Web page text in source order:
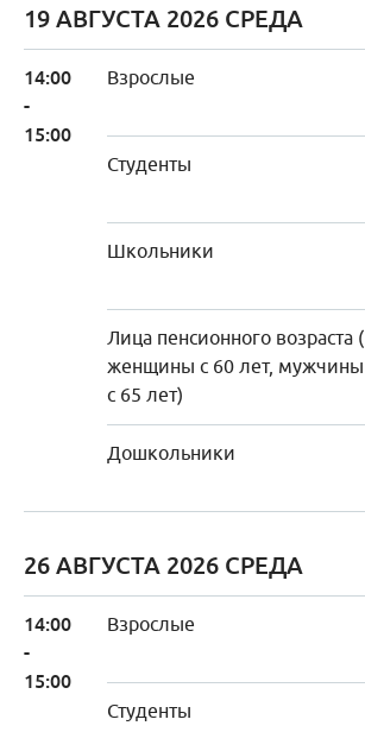
19 АВГУСТА 2026 СРЕДА
14:00
-
15:00
Взрослые
Студенты
Школьники
Лица пенсионного возраста (
женщины с 60 лет, мужчины
с 65 лет)
Дошкольники
26 АВГУСТА 2026 СРЕДА
14:00
-
15:00
Взрослые
Студенты